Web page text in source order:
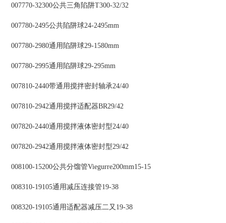
007770-32300公共三角陷阱T300-32/32
007780-2495公共陷阱球24-2495mm
007780-2980通用陷阱球29-1580mm
007780-2995通用陷阱球29-295mm
007810-2440带通用搅拌密封轴承24/40
007810-2942通用搅拌适配器BR29/42
007820-2440通用搅拌液体密封型24/40
007820-2942通用搅拌液体密封型29/42
008100-15200公共分馏管Viegurre200mm15-15
008310-19105通用减压连接管19-38
008320-19105通用适配器减压二又19-38